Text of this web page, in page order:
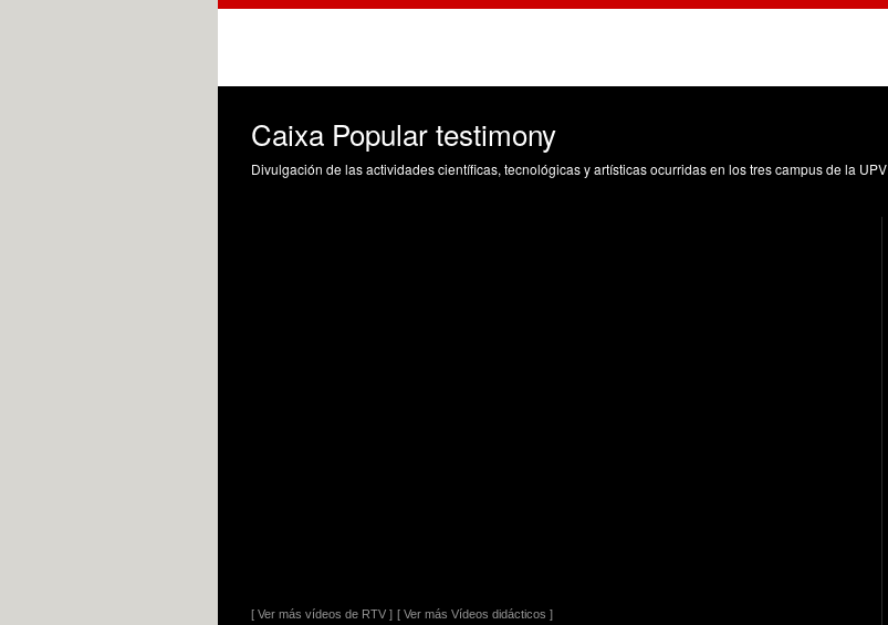
Caixa Popular testimony
Divulgación de las actividades científicas, tecnológicas y artísticas ocurridas en los tres campus de la UPV
[ Ver más vídeos de RTV ] [ Ver más Vídeos didácticos ]